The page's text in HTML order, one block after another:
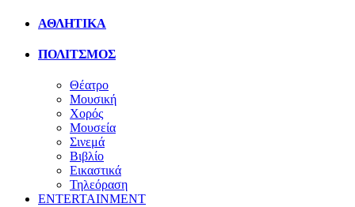
ΑΘΛΗΤΙΚΑ
ΠΟΛΙΤΣΜΟΣ
Θέατρο
Μουσική
Χορός
Μουσεία
Σινεμά
Βιβλίο
Εικαστικά
Τηλεόραση
ENTERTAINMENT